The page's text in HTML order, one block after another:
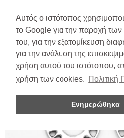
Αυτός ο ιστότοπος
το Google για την παροχή
του, για την εξατομίκευση
για την ανάλυση της
χρήση αυτού του ιστότοπου,
χρήση των cookies. Πολιτική
Ενημερώθηκα